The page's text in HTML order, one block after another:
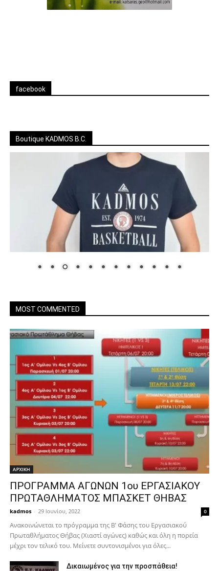
facebook
Boutique KADMOS B.C.
MOST COMMENTED
ΑΡΧΙΚΗ
ΠΡΟΓΡΑΜΜΑ ΑΓΩΝΩΝ 1ου ΕΡΓΑΣΙΑΚΟΥ
ΠΡΩΤΑΘΛΗΜΑΤΟΣ ΜΠΑΣΚΕΤ ΘΗΒΑΣ
kadmos - 29 Ιουνίου, 2022 0
Ανακοινώνεται το πρόγραμμα της Β' Φάσης του Εργασιακού
Πρωταθλήματος Θήβας (Χιαστί αγώνες) καθώς και όλη η πορεία
μέχρι τον τελικό του. Μείνετε συντονισμένοι για όλες...
Δικαιωμένος για την προσπάθεια!